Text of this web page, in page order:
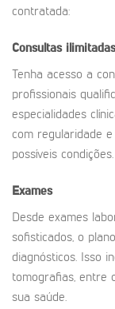
contratada:
Consultas ilimitadas
Tenha acesso a
profissionais
especialidades
com regularidade
possíveis condições.
Exames
Desde exames
sofisticados, o
diagnósticos. Isso
tomografias, entre
sua saúde.